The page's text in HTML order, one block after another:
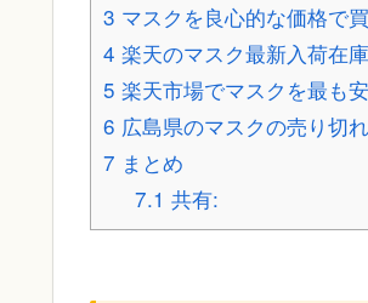
3 マスクを良心的な価格で
4 楽天のマスク最新入荷在
5 楽天市場でマスクを最も
6 広島県のマスクの売り切
7 まとめ
7.1 共有: